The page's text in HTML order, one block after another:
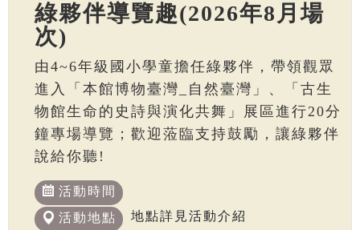
綠夥伴導覽趣(2026年8月場
次)
由4~6年級國小學童擔任綠夥伴，帶領觀眾
進入「本館博物臺灣_自然臺灣」、「古生
物館生命的史詩與演化共舞」展區進行20分
鐘專場導覽；歡迎蒞臨支持鼓勵，讓綠夥伴
說給你聽!
活動時間
活動地點
地點詳見活動介紹